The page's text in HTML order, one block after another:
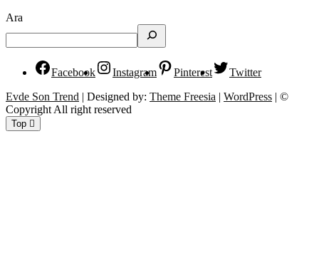
Ara
Facebook Instagram Pinterest
Twitter
Evde Son Trend | Designed by: Theme Freesia | WordPress | ©
Copyright All right reserved
Top